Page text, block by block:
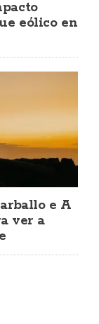
eólico en
e A
ver a